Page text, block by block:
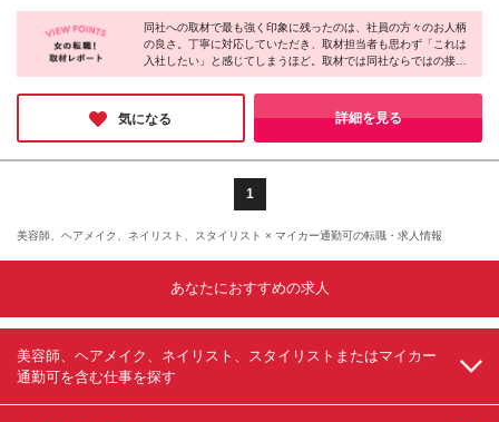
ます。 ※試用期間6ヵ月あり（給与・待遇は本採用時
と変わりなし） ※残業が発生した場合、時間外手当と
して全額支給いたします。
沖縄 ◆下記のショップでは2名以上の積極採用を行っ
ています ・グランデュオ蒲田店 東京都大田区西蒲
田7-68-1 ・東武百貨店船橋店 千葉県船橋市本町7-1-
1 ・MONA新浦安店 千葉県浦安市入船1-5-1 ・イオ
地 ・大和香林坊店 石川県金沢市香林坊1-1-1 ・ゆめ
タウン徳島 徳島県板野郡藍住町奥野東中須88‐1 ・
安芸郡府中町大須2-1-1 ・ゆめタウン廿日市店 広島
県廿日市市下平良2-2-1 ・ゆめシティ下関店 山口県
下関市伊倉新町3-1-1 ※変更の範囲：上記を除く当社
同社への取材で最も強く印象に残ったのは、社員の方々のお人柄
の良さ。丁寧に対応していただき、取材担当者も思わず「これは
入社したい」と感じてしまうほど。取材では同社ならではの接客
の醍醐味や制度面の豊富さなど、沢山のお話をお伺いできまし
た。取材後の和気あいあいとした様子からも、みなさんが生き生
きと働いていることがよく分かりました。
気になる 詳細を見る
1
美容師、ヘアメイク、ネイリスト、スタイリスト × マイカー通勤可の転職・求人情報
あなたにおすすめの求人
美容師、ヘアメイク、ネイリスト、スタイリストまたはマイカー
通勤可を含む仕事を探す